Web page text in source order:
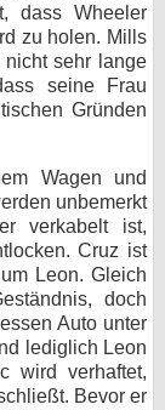
dass Wheeler
zu holen. Mills
sehr lange
seine Frau
Gründen
Wagen und
unbemerkt
verkabelt ist,
Cruz ist
Leon. Gleich
doch
Auto unter
lediglich Leon
wird verhaftet,
Bevor er